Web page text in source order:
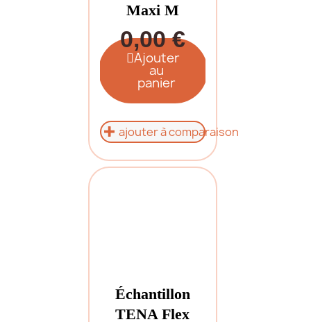
Maxi M
0,00 €
Ajouter
au
panier
ajouter à comparaison
Échantillon
TENA Flex